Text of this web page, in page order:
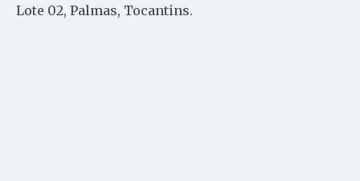
Lote 02, Palmas, Tocantins.